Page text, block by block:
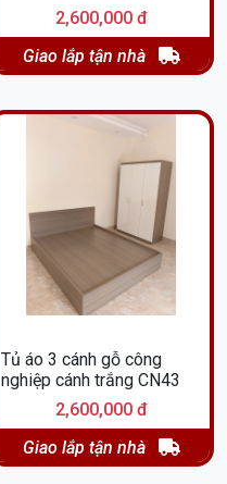
2,600,000 đ
Giao lắp tận nhà
Tủ áo 3 cánh gỗ công
nghiệp cánh trắng CN43
2,600,000 đ
Giao lắp tận nhà